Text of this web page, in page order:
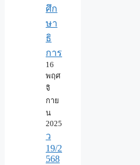
ศึก
ษา
ธิ
การ
16
พฤศ
จิ
กาย
น
2025
ว
19/2
568